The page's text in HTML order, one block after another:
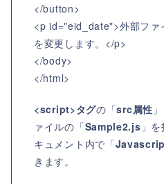
</button>
<p id="eid_date">外部ファ
を変更します。</p>
</body>
</html>
<script>タグの「src属性
ァイルの「Sample2.js 」
キュメント内で「
きます。